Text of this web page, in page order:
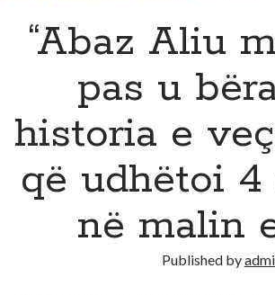
“Abaz Aliu
pas u
historia e
që udhëtoi
në malin
Published by